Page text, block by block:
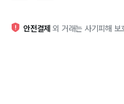
안전결제 외 거래는 사기피해 보